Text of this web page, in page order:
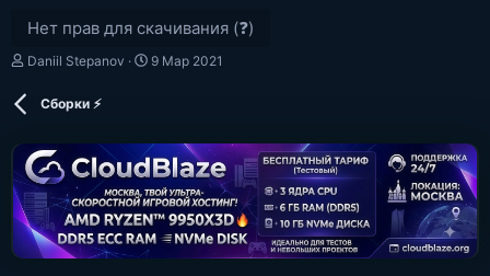
Нет прав для скачивания (❓)
А
Daniil Stepanov
Д
о
з
д
а
н
и
9 Мар 2021
Сборки ⚡